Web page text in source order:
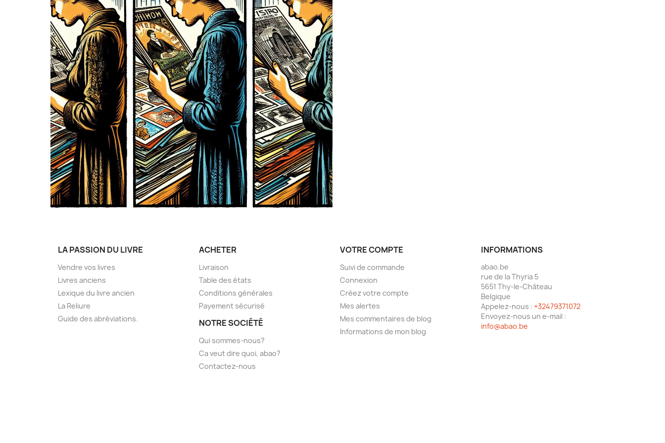
LA PASSION DU LIVRE
Vendre vos livres
Livres anciens
Lexique du livre ancien
La Reliure
Guide des abréviations.
ACHETER
Livraison
Table des états
Conditions générales
Payement sécurisé
NOTRE SOCIÉTÉ
Qui sommes-nous?
Ca veut dire quoi, abao?
Contactez-nous
VOTRE COMPTE
Suivi de commande
Connexion
Créez votre compte
Mes alertes
Mes commentaires de blog
Informations de mon blog
INFORMATIONS
abao.be
rue de la Thyria 5
5651 Thy-le-Château
Belgique
Appelez-nous : +32479371072
Envoyez-nous un e-mail :
info@abao.be